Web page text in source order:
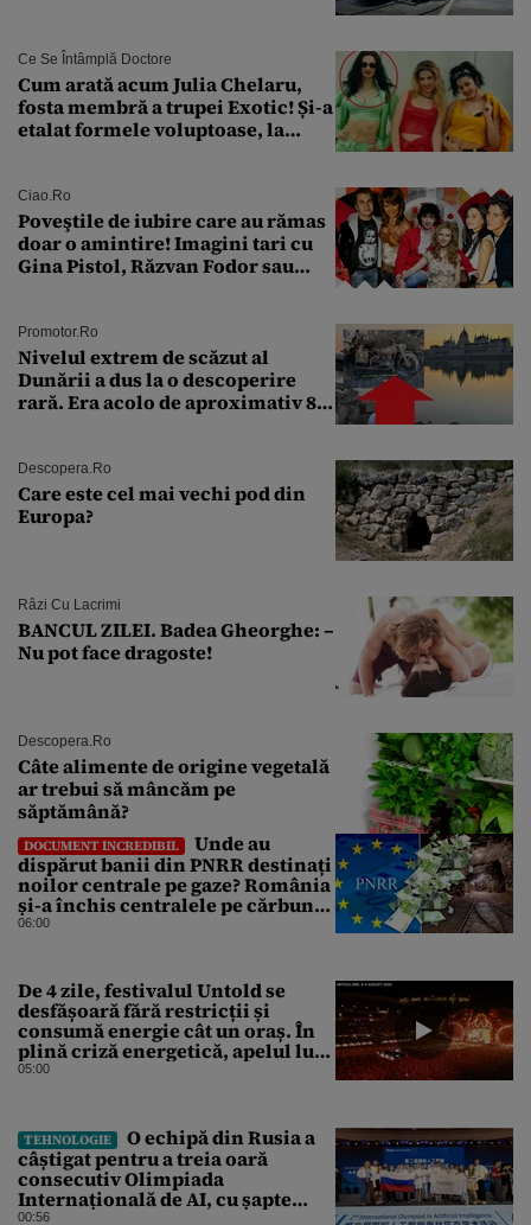
Ce Se Întâmplă Doctore
Cum arată acum Julia Chelaru,
fosta membră a trupei Exotic! Și-a
etalat formele voluptoase, la
Ciao.ro
Poveştile de iubire care au rămas
doar o amintire! Imagini tari cu
Gina Pistol, Răzvan Fodor sau
Promotor.ro
Nivelul extrem de scăzut al
Dunării a dus la o descoperire
rară. Era acolo de aproximativ 80
Descopera.ro
Care este cel mai vechi pod din
Europa?
Râzi Cu Lacrimi
BANCUL ZILEI. Badea Gheorghe: –
Nu pot face dragoste!
Descopera.ro
Câte alimente de origine vegetală
ar trebui să mâncăm pe
săptămână?
DOCUMENT INCREDIBIL
Unde au
dispărut banii din PNRR destinați
noilor centrale pe gaze? România
și-a închis centralele pe cărbune
în ritm galopant, dar nu a pus
06:00
De 4 zile, festivalul Untold se
desfășoară fără restricții și
consumă energie cât un oraș. În
plină criză energetică, apelul lui
Bolojan de economisire a
partid, Emil Boc
05:00
TEHNOLOGIE
O echipă din Rusia a
câștigat pentru a treia oară
consecutiv Olimpiada
Internațională de AI, cu șapte
medalii din aur și una de bronz
00:56